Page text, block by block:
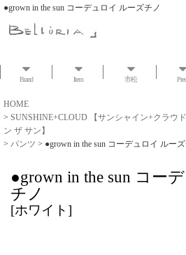
●grown in the sun コーデュロイ ルーズチノ
Brand Item 市松
HOME
> SUNSHINE+CLOUD 【サンシャイン+クラウ
ン ザ サン】
> パンツ > ●grown in the sun コーデュロイ ルー
●grown in the sun コー
チノ
[ホワイト]